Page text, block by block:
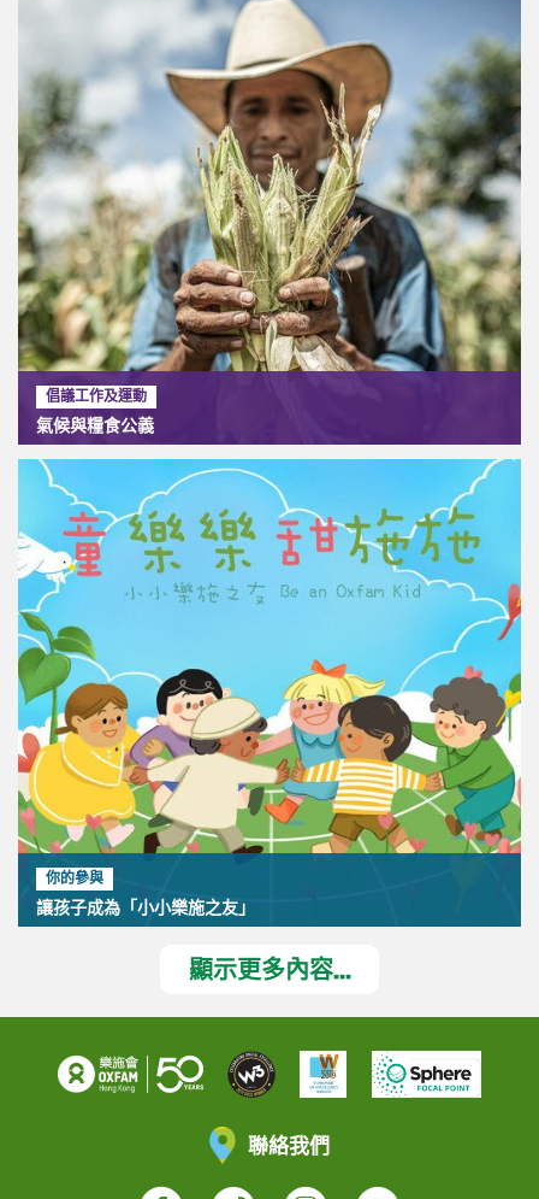
倡議工作及運動
氣候與糧食公義
你的參與
讓孩子成為「小小樂施之友」
顯示更多內容...
聯絡我們